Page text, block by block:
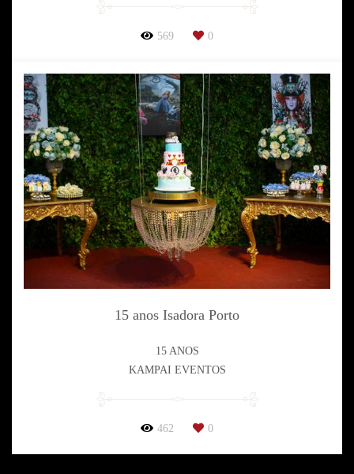
569 0
15 anos Isadora Porto
15 ANOS
KAMPAI EVENTOS
462 0